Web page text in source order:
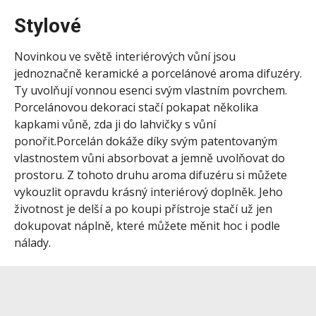
Stylové
Novinkou ve světě interiérových vůní jsou
jednoznačně keramické a porcelánové aroma difuzéry.
Ty uvolňují vonnou esenci svým vlastním povrchem.
Porcelánovou dekoraci stačí pokapat několika
kapkami vůně, zda ji do lahvičky s vůní
ponořit.Porcelán dokáže díky svým patentovaným
vlastnostem vůni absorbovat a jemně uvolňovat do
prostoru. Z tohoto druhu aroma difuzéru si můžete
vykouzlit opravdu krásný interiérový doplněk. Jeho
životnost je delší a po koupi přístroje stačí už jen
dokupovat náplně, které můžete měnit hoc i podle
nálady.